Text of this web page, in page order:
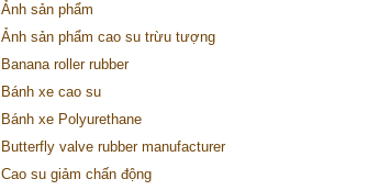
Ảnh sản phẩm
Ảnh sản phẩm cao su trừu tượng
Banana roller rubber
Bánh xe cao su
Bánh xe Polyurethane
Butterfly valve rubber manufacturer
Cao su giảm chấn động